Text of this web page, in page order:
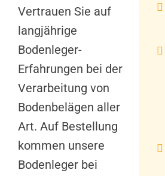
Vertrauen Sie auf
langjährige
Bodenleger-
Erfahrungen bei der
Verarbeitung von
Bodenbelägen aller
Art. Auf Bestellung
kommen unsere
Bodenleger bei